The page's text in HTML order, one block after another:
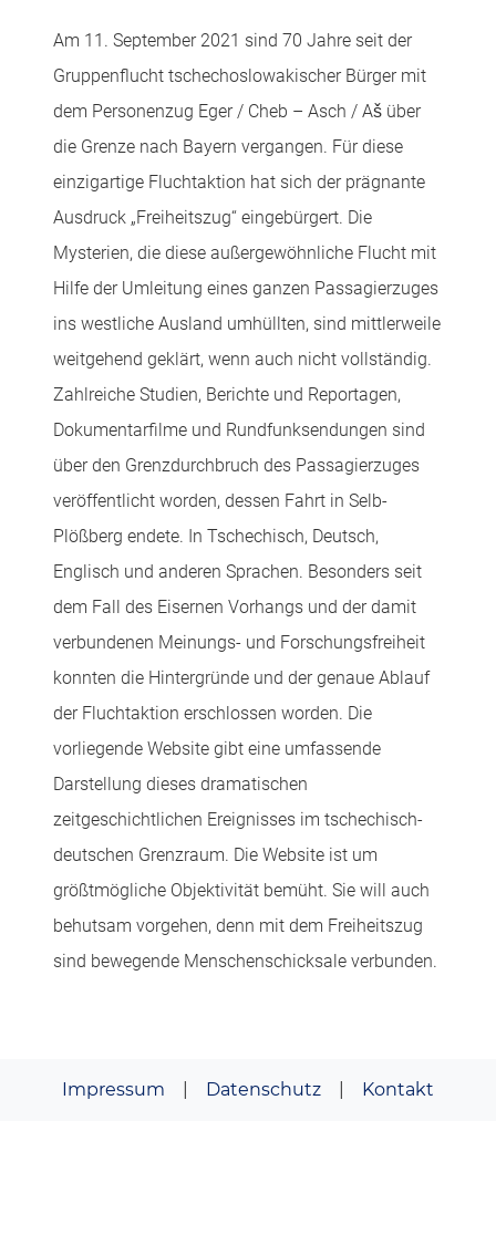
Am 11. September 2021 sind 70 Jahre seit der
Gruppenflucht tschechoslowakischer Bürger mit
dem Personenzug Eger / Cheb – Asch / Aš über
die Grenze nach Bayern vergangen. Für diese
einzigartige Fluchtaktion hat sich der prägnante
Ausdruck „Freiheitszug“ eingebürgert. Die
Mysterien, die diese außergewöhnliche Flucht mit
Hilfe der Umleitung eines ganzen Passagierzuges
ins westliche Ausland umhüllten, sind mittlerweile
weitgehend geklärt, wenn auch nicht vollständig.
Zahlreiche Studien, Berichte und Reportagen,
Dokumentarfilme und Rundfunksendungen sind
über den Grenzdurchbruch des Passagierzuges
veröffentlicht worden, dessen Fahrt in Selb-
Plößberg endete. In Tschechisch, Deutsch,
Englisch und anderen Sprachen. Besonders seit
dem Fall des Eisernen Vorhangs und der damit
verbundenen Meinungs- und Forschungsfreiheit
konnten die Hintergründe und der genaue Ablauf
der Fluchtaktion erschlossen worden. Die
vorliegende Website gibt eine umfassende
Darstellung dieses dramatischen
zeitgeschichtlichen Ereignisses im tschechisch-
deutschen Grenzraum. Die Website ist um
größtmögliche Objektivität bemüht. Sie will auch
behutsam vorgehen, denn mit dem Freiheitszug
sind bewegende Menschenschicksale verbunden.
Impressum Datenschutz Kontakt